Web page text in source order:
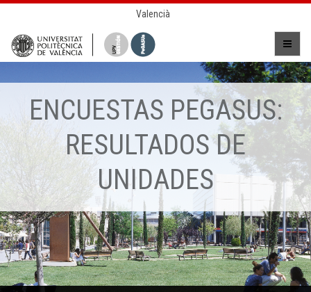
Valencià
ENCUESTAS PEGASUS:
RESULTADOS DE
UNIDADES